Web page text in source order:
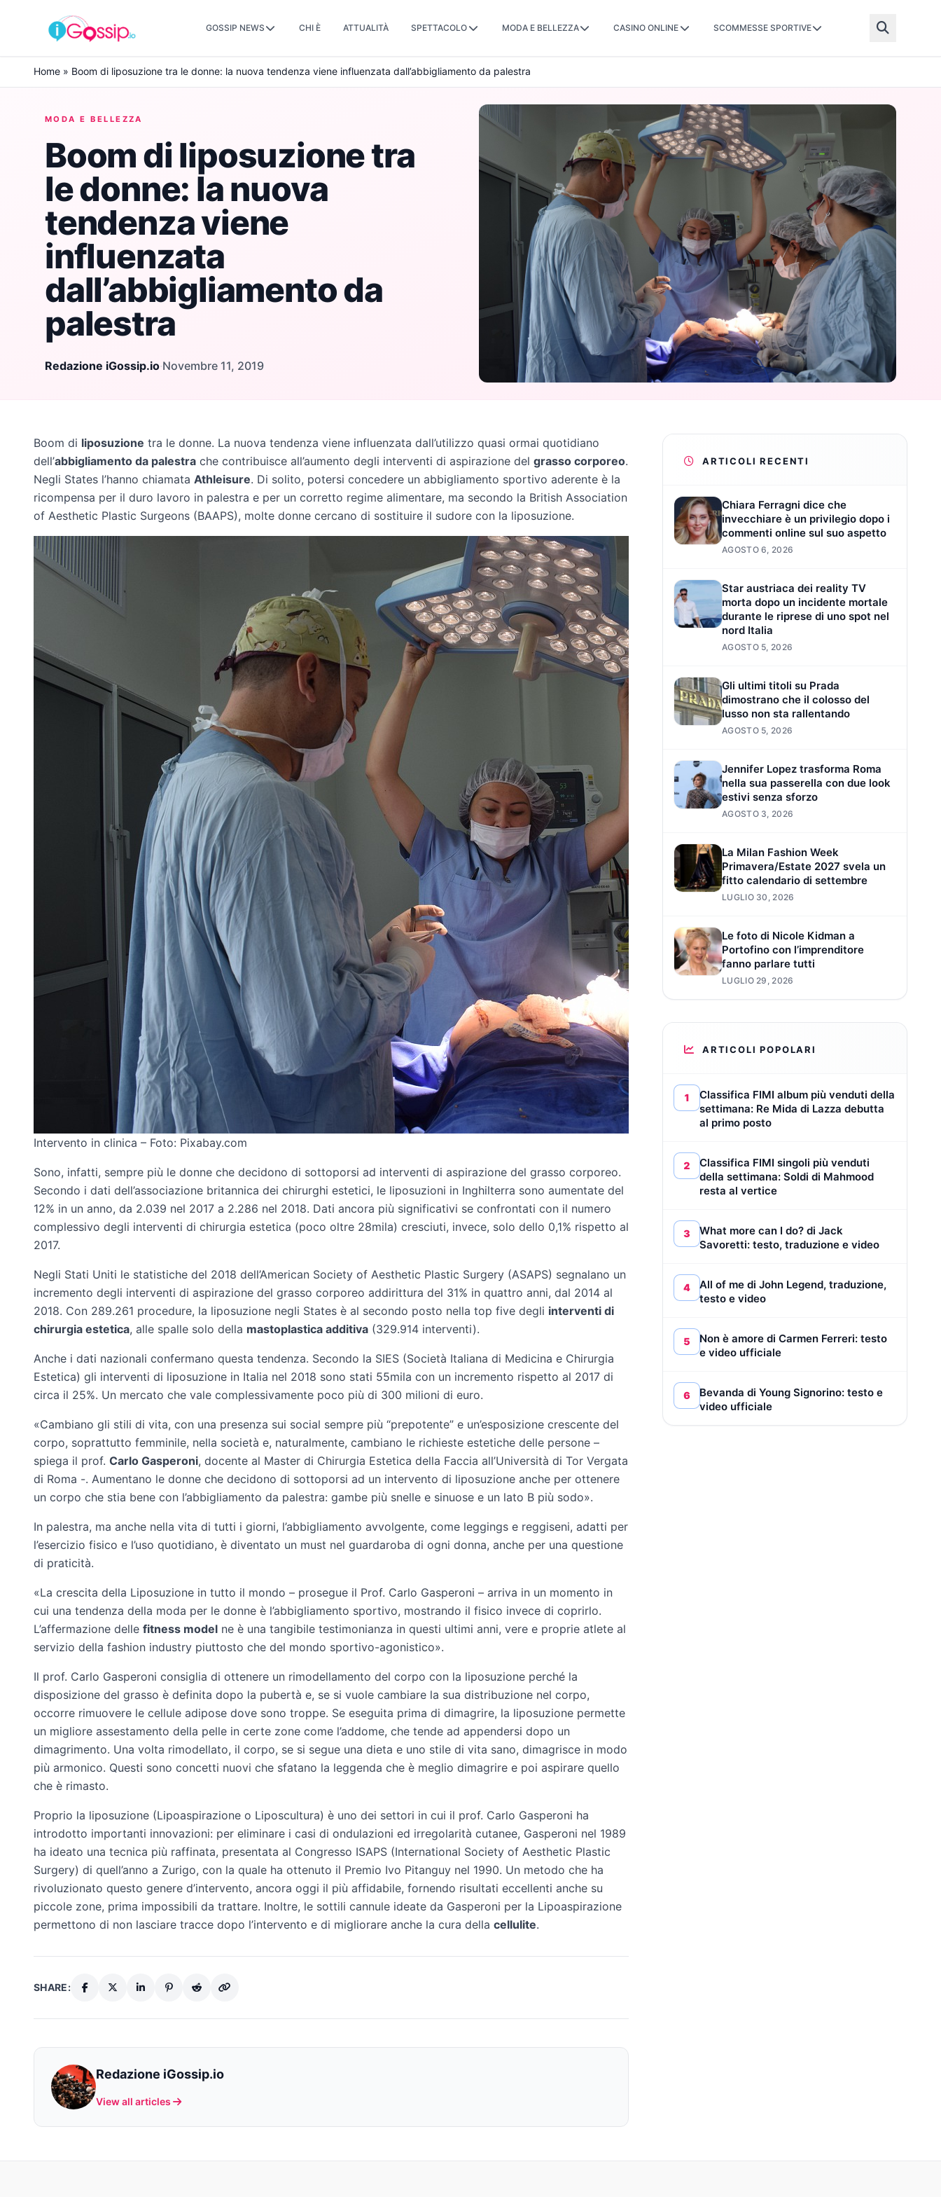
Skip to content
GOSSIP NEWS CHI È ATTUALITÀ SPETTACOLO MODA E BELLEZZA CASINO ONLINE SCOMMESSE SPORTIVE
Home » Boom di liposuzione tra le donne: la nuova tendenza viene influenzata dall’abbigliamento da palestra
MODA E BELLEZZA
Boom di liposuzione tra
le donne: la nuova
tendenza viene
influenzata
dall’abbigliamento da
palestra
Redazione iGossip.io·Novembre 11, 2019
Boom di liposuzione tra le donne. La nuova tendenza viene influenzata dall’utilizzo quasi ormai quotidiano
dell’abbigliamento da palestra che contribuisce all’aumento degli interventi di aspirazione del grasso corporeo.
Negli States l’hanno chiamata Athleisure. Di solito, potersi concedere un abbigliamento sportivo aderente è la
ricompensa per il duro lavoro in palestra e per un corretto regime alimentare, ma secondo la British Association
of Aesthetic Plastic Surgeons (BAAPS), molte donne cercano di sostituire il sudore con la liposuzione.
Intervento in clinica – Foto: Pixabay.com
Sono, infatti, sempre più le donne che decidono di sottoporsi ad interventi di aspirazione del grasso corporeo.
Secondo i dati dell’associazione britannica dei chirurghi estetici, le liposuzioni in Inghilterra sono aumentate del
12% in un anno, da 2.039 nel 2017 a 2.286 nel 2018. Dati ancora più significativi se confrontati con il numero
complessivo degli interventi di chirurgia estetica (poco oltre 28mila) cresciuti, invece, solo dello 0,1% rispetto al
2017.
Negli Stati Uniti le statistiche del 2018 dell’American Society of Aesthetic Plastic Surgery (ASAPS) segnalano un
incremento degli interventi di aspirazione del grasso corporeo addirittura del 31% in quattro anni, dal 2014 al
2018. Con 289.261 procedure, la liposuzione negli States è al secondo posto nella top five degli interventi di
chirurgia estetica, alle spalle solo della mastoplastica additiva (329.914 interventi).
Anche i dati nazionali confermano questa tendenza. Secondo la SIES (Società Italiana di Medicina e Chirurgia
Estetica) gli interventi di liposuzione in Italia nel 2018 sono stati 55mila con un incremento rispetto al 2017 di
circa il 25%. Un mercato che vale complessivamente poco più di 300 milioni di euro.
«Cambiano gli stili di vita, con una presenza sui social sempre più “prepotente” e un’esposizione crescente del
corpo, soprattutto femminile, nella società e, naturalmente, cambiano le richieste estetiche delle persone –
spiega il prof. Carlo Gasperoni, docente al Master di Chirurgia Estetica della Faccia all’Università di Tor Vergata
di Roma -. Aumentano le donne che decidono di sottoporsi ad un intervento di liposuzione anche per ottenere
un corpo che stia bene con l’abbigliamento da palestra: gambe più snelle e sinuose e un lato B più sodo».
In palestra, ma anche nella vita di tutti i giorni, l’abbigliamento avvolgente, come leggings e reggiseni, adatti per
l’esercizio fisico e l’uso quotidiano, è diventato un must nel guardaroba di ogni donna, anche per una questione
di praticità.
«La crescita della Liposuzione in tutto il mondo – prosegue il Prof. Carlo Gasperoni – arriva in un momento in
cui una tendenza della moda per le donne è l’abbigliamento sportivo, mostrando il fisico invece di coprirlo.
L’affermazione delle fitness model ne è una tangibile testimonianza in questi ultimi anni, vere e proprie atlete al
servizio della fashion industry piuttosto che del mondo sportivo-agonistico».
Il prof. Carlo Gasperoni consiglia di ottenere un rimodellamento del corpo con la liposuzione perché la
disposizione del grasso è definita dopo la pubertà e, se si vuole cambiare la sua distribuzione nel corpo,
occorre rimuovere le cellule adipose dove sono troppe. Se eseguita prima di dimagrire, la liposuzione permette
un migliore assestamento della pelle in certe zone come l’addome, che tende ad appendersi dopo un
dimagrimento. Una volta rimodellato, il corpo, se si segue una dieta e uno stile di vita sano, dimagrisce in modo
più armonico. Questi sono concetti nuovi che sfatano la leggenda che è meglio dimagrire e poi aspirare quello
che è rimasto.
Proprio la liposuzione (Lipoaspirazione o Liposcultura) è uno dei settori in cui il prof. Carlo Gasperoni ha
introdotto importanti innovazioni: per eliminare i casi di ondulazioni ed irregolarità cutanee, Gasperoni nel 1989
ha ideato una tecnica più raffinata, presentata al Congresso ISAPS (International Society of Aesthetic Plastic
Surgery) di quell’anno a Zurigo, con la quale ha ottenuto il Premio Ivo Pitanguy nel 1990. Un metodo che ha
rivoluzionato questo genere d’intervento, ancora oggi il più affidabile, fornendo risultati eccellenti anche su
piccole zone, prima impossibili da trattare. Inoltre, le sottili cannule ideate da Gasperoni per la Lipoaspirazione
permettono di non lasciare tracce dopo l’intervento e di migliorare anche la cura della cellulite.
SHARE:
Redazione iGossip.io
View all articles
ARTICOLI RECENTI
Chiara Ferragni dice che
invecchiare è un privilegio dopo i
commenti online sul suo aspetto
AGOSTO 6, 2026
Star austriaca dei reality TV
morta dopo un incidente mortale
durante le riprese di uno spot nel
nord Italia
AGOSTO 5, 2026
Gli ultimi titoli su Prada
dimostrano che il colosso del
lusso non sta rallentando
AGOSTO 5, 2026
Jennifer Lopez trasforma Roma
nella sua passerella con due look
estivi senza sforzo
AGOSTO 3, 2026
La Milan Fashion Week
Primavera/Estate 2027 svela un
fitto calendario di settembre
LUGLIO 30, 2026
Le foto di Nicole Kidman a
Portofino con l’imprenditore
fanno parlare tutti
LUGLIO 29, 2026
ARTICOLI POPOLARI
1
Classifica FIMI album più venduti della
settimana: Re Mida di Lazza debutta
al primo posto
2
Classifica FIMI singoli più venduti
della settimana: Soldi di Mahmood
resta al vertice
3
What more can I do? di Jack
Savoretti: testo, traduzione e video
4
All of me di John Legend, traduzione,
testo e video
5
Non è amore di Carmen Ferreri: testo
e video ufficiale
6
Bevanda di Young Signorino: testo e
video ufficiale